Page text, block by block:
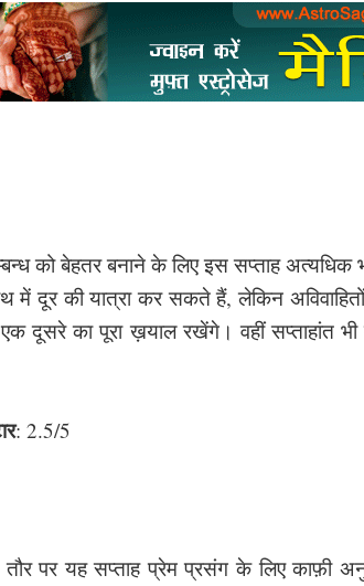
को बेहतर बनाने के लिए इस सप्ताह अत्यधिक
में दूर की यात्रा कर सकते हैं, लेकिन
दूसरे का पूरा ख़याल रखेंगे। वहीं सप्ताहांत
: 2.5/5
तौर पर यह सप्ताह प्रेम प्रसंग के लिए